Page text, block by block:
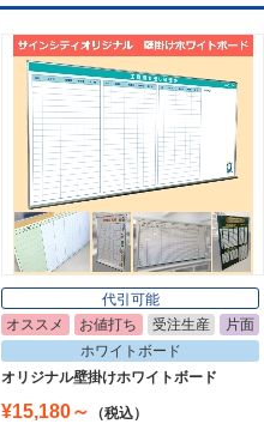
ライトパネル
Light Panel
ポスターフレーム
Poster Frame
イーゼル
Easel
代引可能
オススメ
お値打ち 受注生産
片面
ホワイトボード
オリジナル壁掛けホワイトボード
¥15,180～
（税込）